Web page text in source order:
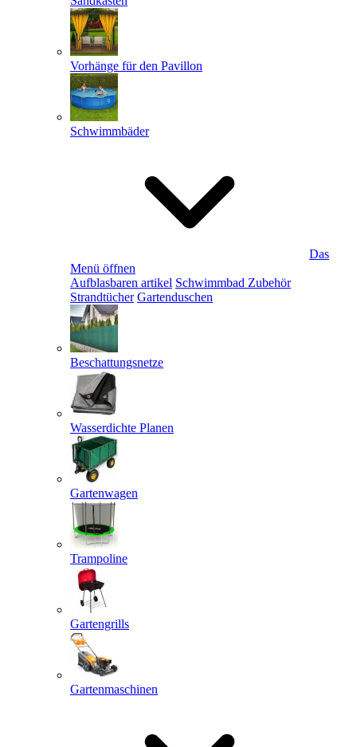
Vorhänge für den Pavillon
Schwimmbäder
Das
Menü öffnen
Aufblasbaren artikel Schwimmbad Zubehör
Strandtücher Gartenduschen
Beschattungsnetze
Wasserdichte Planen
Gartenwagen
Trampoline
Gartengrills
Gartenmaschinen